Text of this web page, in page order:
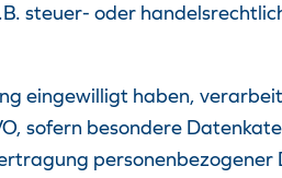
steuer- oder
eingewilligt haben,
sofern besondere